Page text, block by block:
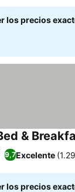
los precios
&
9,7Excelente
los precios